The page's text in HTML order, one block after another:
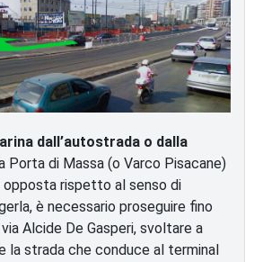
dall’autostrada o dalla
Porta di Massa (o Varco Pisacane)
opposta rispetto al senso di
è necessario proseguire fino
Alcide De Gasperi, svoltare a
la strada che conduce al terminal